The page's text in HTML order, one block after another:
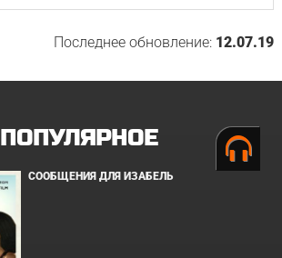
Последнее обновление: 12.07.19
ПОПУЛЯРНОЕ
СООБЩЕНИЯ ДЛЯ ИЗАБЕЛЬ